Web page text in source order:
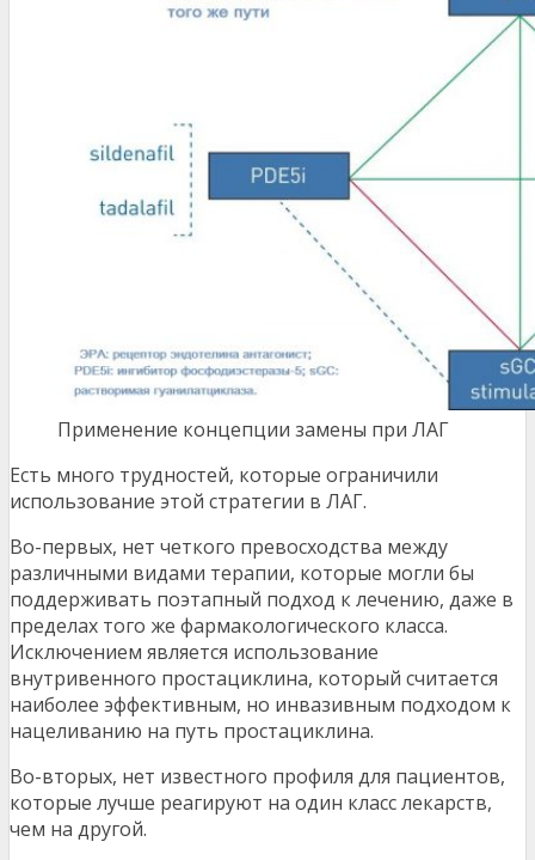
Применение концепции замены при ЛАГ
Есть много трудностей, которые ограничили
использование этой стратегии в ЛАГ.
Во-первых, нет четкого превосходства между
различными видами терапии, которые могли бы
поддерживать поэтапный подход к лечению, даже в
пределах того же фармакологического класса.
Исключением является использование
внутривенного простациклина, который считается
наиболее эффективным, но инвазивным подходом к
нацеливанию на путь простациклина.
Во-вторых, нет известного профиля для пациентов,
которые лучше реагируют на один класс лекарств,
чем на другой.